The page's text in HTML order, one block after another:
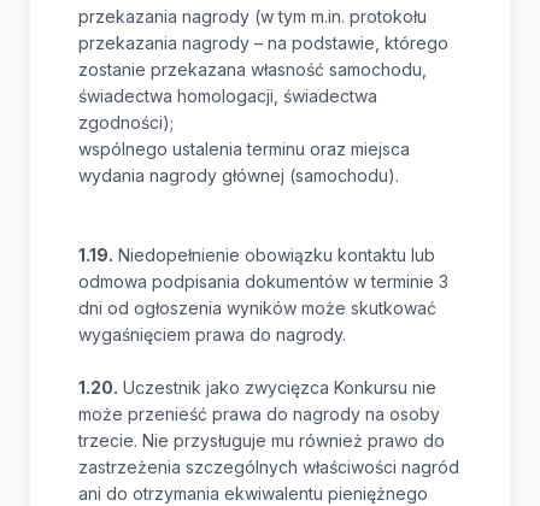
przekazania nagrody (w tym m.in. protokołu
przekazania nagrody – na podstawie, którego
zostanie przekazana własność samochodu,
świadectwa homologacji, świadectwa
zgodności);
wspólnego ustalenia terminu oraz miejsca
wydania nagrody głównej (samochodu).
1.19. Niedopełnienie obowiązku kontaktu lub
odmowa podpisania dokumentów w terminie 3
dni od ogłoszenia wyników może skutkować
wygaśnięciem prawa do nagrody.
1.20. Uczestnik jako zwycięzca Konkursu nie
może przenieść prawa do nagrody na osoby
trzecie. Nie przysługuje mu również prawo do
zastrzeżenia szczególnych właściwości nagród
ani do otrzymania ekwiwalentu pieniężnego